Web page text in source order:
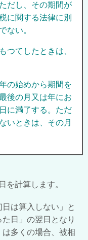
だし、その期間が
に関する法律に別
ない。
てしたときは、
の始めから期間を
後の月又は年にお
に満了する。ただ
いときは、その月
を計算します。
は算入しない」と
日」の翌日となり
多くの場合、被相